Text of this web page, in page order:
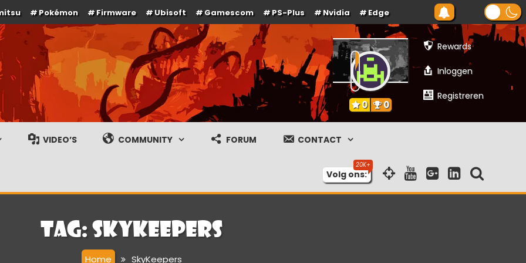
Pokémon Firmware Ubisoft Gamescom PS-Plus Nvidia Edge
gameplay streams
Rewards
Inloggen
Registreren
0 0
VIDEO’S COMMUNITY FORUM CONTACT
Volg ons:
Tag: SkyKeepers
Home SkyKeepers